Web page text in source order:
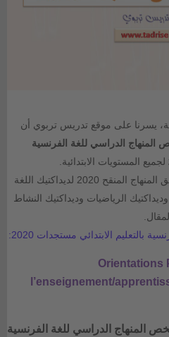
يسرنا على موقع تدريس تربوي أن
المنهاج الدراسي للغة الفرنسية
لجميع المستويات الابتدائية.
كما يمكنكم تحميل نسخ محينة وفق المنهاج المنقح 2020 لديداكتيك اللغة
الرياضيات وديداكتيك النشاط
بالتعليم الابتدائي مستجدات 2020:
Orientations
l’enseignement/
المنهاج الدراسي للغة الفرنسية